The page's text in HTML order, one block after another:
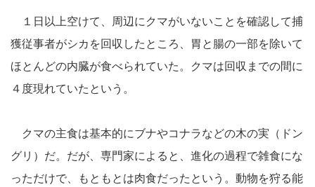
１日以上空けて、周辺にクマがいないことを確認して捕
獲従事者がシカを回収したところ、胃と腸の一部を除いて
ほとんどの内臓が食べられていた。クマは回収までの間に
４度現れていたという。
クマの主食は基本的にブナやコナラなどの木の実（ドン
グリ）だ。だが、専門家によると、進化の過程で雑食にな
っただけで、もともとは肉食だったという。動物を狩る能